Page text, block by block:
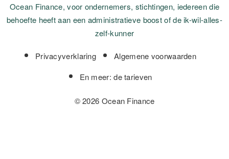
Ocean Finance, voor ondernemers, stichtingen, iedereen die
behoefte heeft aan een administratieve boost of de ik-wil-alles-
zelf-kunner
Privacyverklaring
Algemene voorwaarden
En meer: de tarieven
© 2026 Ocean Finance